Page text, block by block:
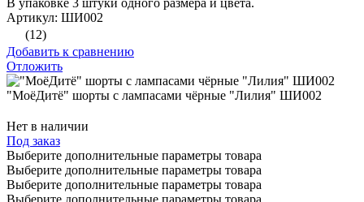
В упаковке 3 штуки одного размера и цвета.
Артикул: ШИ002
(12)
Добавить к сравнению
Отложить
"МоёДитё" шорты с лампасами чёрные "Лилия" ШИ002
Нет в наличии
Под заказ
Выберите дополнительные параметры товара
Выберите дополнительные параметры товара
Выберите дополнительные параметры товара